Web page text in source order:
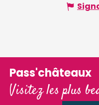
Pass'châteaux
Visitez les plus